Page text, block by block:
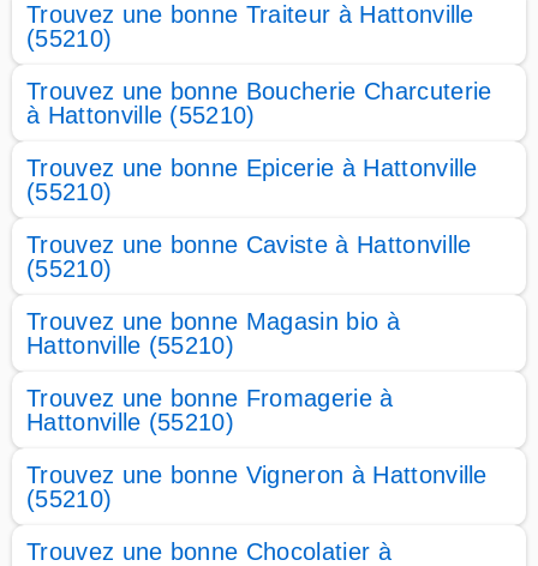
Trouvez une bonne Traiteur à Hattonville
(55210)
Trouvez une bonne Boucherie Charcuterie
à Hattonville (55210)
Trouvez une bonne Epicerie à Hattonville
(55210)
Trouvez une bonne Caviste à Hattonville
(55210)
Trouvez une bonne Magasin bio à
Hattonville (55210)
Trouvez une bonne Fromagerie à
Hattonville (55210)
Trouvez une bonne Vigneron à Hattonville
(55210)
Trouvez une bonne Chocolatier à